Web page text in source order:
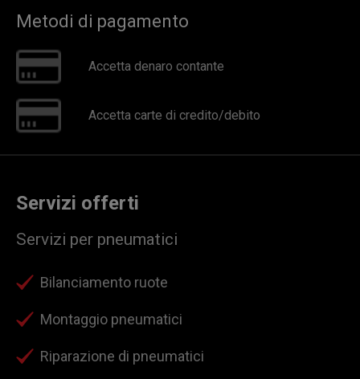
Metodi di pagamento
Accetta denaro contante
Accetta carte di credito/debito
Servizi offerti
Servizi per pneumatici
Bilanciamento ruote
Montaggio pneumatici
Riparazione di pneumatici